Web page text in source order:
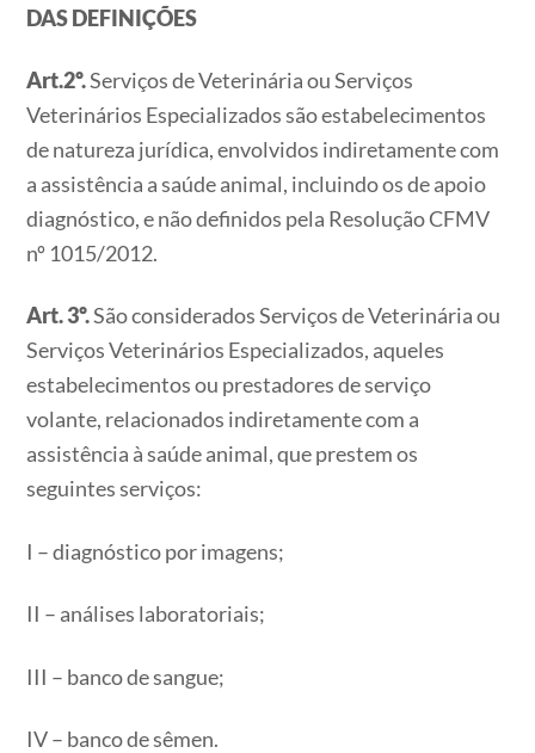
DAS DEFINIÇÕES
Art.2º.Serviços de Veterinária ou Serviços
Veterinários Especializados são estabelecimentos
de natureza jurídica, envolvidos indiretamente com
a assistência a saúde animal, incluindo os de apoio
diagnóstico, e não definidos pela Resolução CFMV
nº 1015/2012.
Art. 3º.São considerados Serviços de Veterinária ou
Serviços Veterinários Especializados, aqueles
estabelecimentos ou prestadores de serviço
volante, relacionados indiretamente com a
assistência à saúde animal, que prestem os
seguintes serviços:
I – diagnóstico por imagens;
II – análises laboratoriais;
III – banco de sangue;
IV – banco de sêmen.